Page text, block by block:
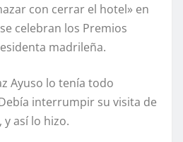
con cerrar el hotel» en
celebran los Premios
madrileña.
Ayuso lo tenía todo
interrumpir su visita de
y así lo hizo.